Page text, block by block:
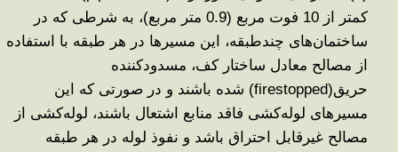
کمتر از 10 فوت مربع (0.9 متر
مربع)، به شرطی که در
ساختمان‌های چندطبقه، این مسیرها در هر طبقه با استفاده
از مصالح معادل ساختار کف، مسدودکننده
حریق(firestopped)
شده باشند و در صورتی که این
مسیرهای لوله‌کشی فاقد منابع اشتعال باشند، لوله‌کشی از
مصالح غیرقابل احتراق باشد و نفوذ لوله در هر طبقه